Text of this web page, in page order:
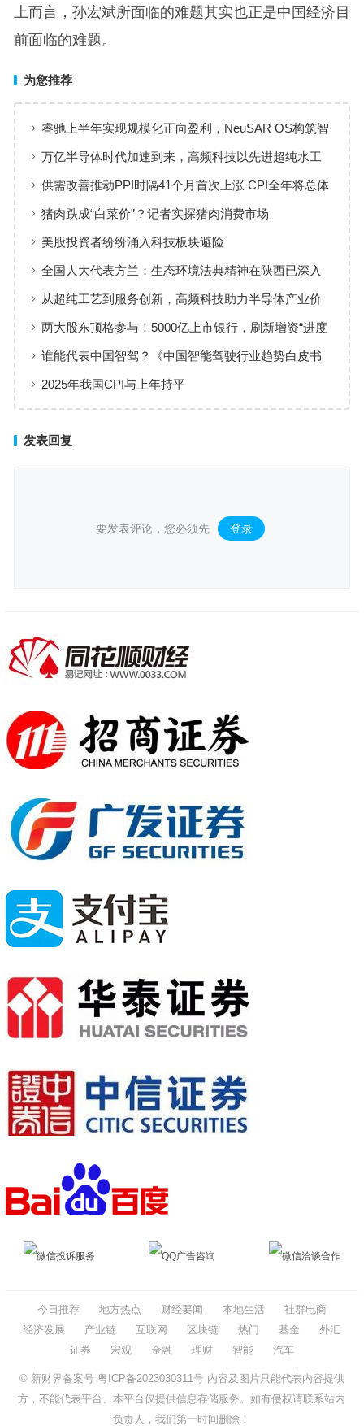
上而言，孙宏斌所面临的难题其实也正是中国经济目
前面临的难题。
为您推荐
睿驰上半年实现规模化正向盈利，NeuSAR OS构筑智
能汽车软件增长新引擎
万亿半导体时代加速到来，高频科技以先进超纯水工
艺赋能高端制造
供需改善推动PPI时隔41个月首次上涨 CPI全年将总体
保持温和上涨趋势
猪肉跌成“白菜价”？记者实探猪肉消费市场
美股投资者纷纷涌入科技板块避险
全国人大代表方兰：生态环境法典精神在陕西已深入
人心
从超纯工艺到服务创新，高频科技助力半导体产业价
值共创
两大股东顶格参与！5000亿上市银行，刷新增资“进度
条”
谁能代表中国智驾？《中国智能驾驶行业趋势白皮书
（2025）》点名华为、元戎、Momenta
2025年我国CPI与上年持平
发表回复
要发表评论，您必须先 登录 。
微信投诉服务 QQ广告咨询 微信洽谈合作
今日推荐 地方热点 财经要闻 本地生活
社群电商
经济发展
产业链 互联网 区块链 热门 基金
外汇
证券
宏观 金融 理财 智能 汽车
© 新财界备案号 粤ICP备2023030311号内容及图片只能代表内容提供
方，不能代表平台、本平台仅提供信息存储服务。如有侵权请联系站内
负责人，我们第一时间删除！